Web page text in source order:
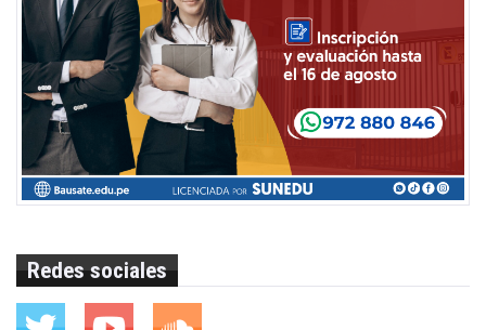
Redes sociales